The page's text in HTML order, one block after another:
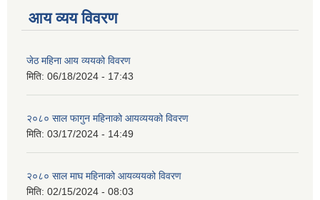
आय व्यय विवरण
जेठ महिना आय व्ययको विवरण
मिति: 06/18/2024 - 17:43
२०८० साल फागुन महिनाको आयव्ययको विवरण
मिति: 03/17/2024 - 14:49
२०८० साल माघ महिनाको आयव्ययको विवरण
मिति: 02/15/2024 - 08:03